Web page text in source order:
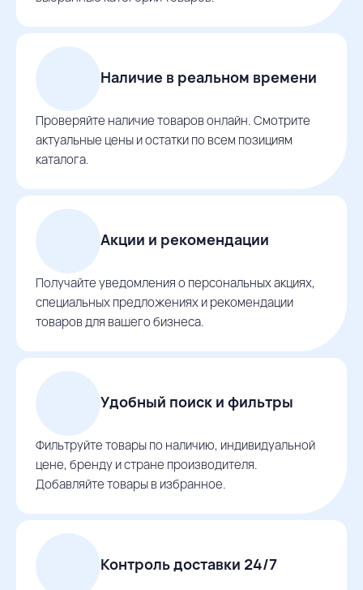
Наличие в реальном времени
Проверяйте наличие товаров онлайн. Смотрите
актуальные цены и остатки по всем позициям
каталога.
Акции и рекомендации
Получайте уведомления о персональных акциях,
специальных предложениях и рекомендации
товаров для вашего бизнеса.
Удобный поиск и фильтры
Фильтруйте товары по наличию, индивидуальной
цене, бренду и стране производителя.
Добавляйте товары в избранное.
Контроль доставки 24/7